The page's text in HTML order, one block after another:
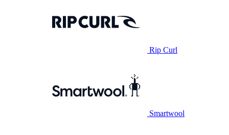
Rip Curl
Smartwool